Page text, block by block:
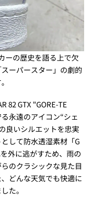
ーの歴史を語る上で欠
ーパースター」の劇的
82 GTX "GORE-TE
永遠のアイコン“シェ
良いシルエットを忠実
して防水透湿素材「G
外に逃がすため、雨の
のクラシックな見た目
どんな天気でも快適に
た。